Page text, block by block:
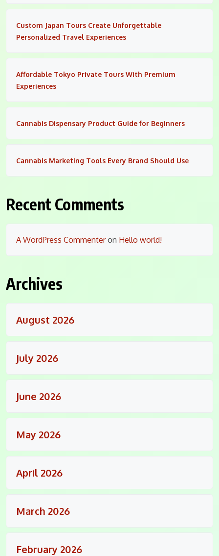
Custom Japan Tours Create Unforgettable
Personalized Travel Experiences
Affordable Tokyo Private Tours With Premium
Experiences
Cannabis Dispensary Product Guide for Beginners
Cannabis Marketing Tools Every Brand Should Use
Recent Comments
A WordPress Commenteron Hello world!
Archives
August 2026
July 2026
June 2026
May 2026
April 2026
March 2026
February 2026